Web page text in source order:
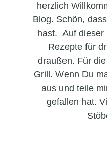
herzlich
Blog. Schön,
hast. Auf dieser
Rezepte für
draußen. Für
Grill. Wenn Du
aus und teile
gefallen hat.